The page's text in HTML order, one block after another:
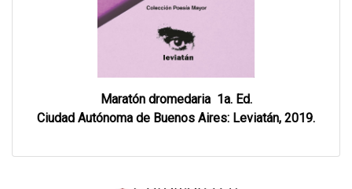
Maratón dromedaria 1a. Ed.
Ciudad Autónoma de Buenos Aires: Leviatán, 2019.